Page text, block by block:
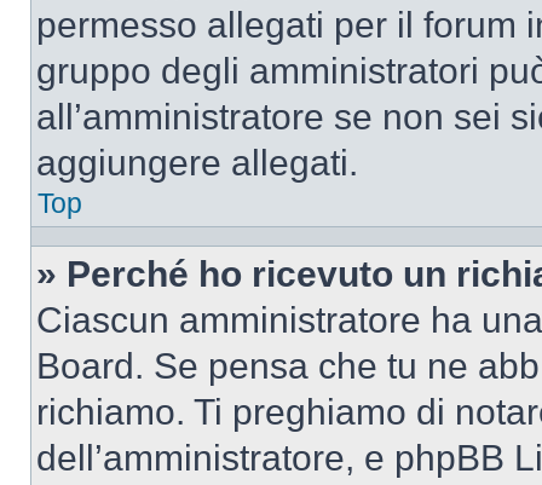
permesso allegati per il forum
gruppo degli amministratori
all’amministratore se non sei
aggiungere allegati.
Top
» Perché ho ricevuto un
Ciascun amministratore ha
Board. Se pensa che tu ne
richiamo. Ti preghiamo di
dell’amministratore, e phpBB